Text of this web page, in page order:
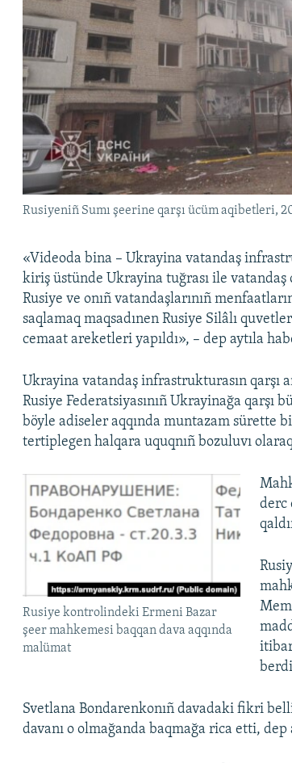
Rusiyeniñ Sumı şeerine qarşı ücüm aqibetleri,
«Videoda bina – Ukrayina vatandaş
kiriş üstünde Ukrayina tuğrası ile vatandaş
Rusiye ve onıñ vatandaşlarınıñ
saqlamaq maqsadınen Rusiye Silâlı
cemaat areketleri yapıldı», – dep aytıla
Ukrayina vatandaş infrastrukturasın qarşı
Rusiye Federatsiyasınıñ Ukrayinağa qarşı
böyle adiseler aqqında muntazam sürette
tertiplegen halqara uquqnıñ bozuluvı
Rusiye kontrolindeki Ermeni Bazar
şeer mahkemesi baqqan dava aqqında
malümat
derc
Svetlana Bondarenkonıñ davadaki fikri
davanı o olmağanda baqmağa rica etti, dep